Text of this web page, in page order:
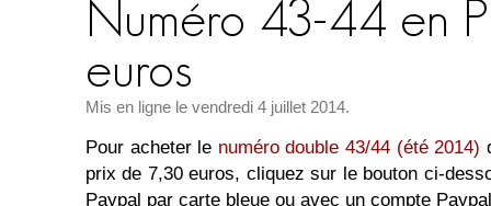
Mis en ligne le vendredi 4 juillet 2014.
Pour acheter le numéro double 43/44 (été 2014)
prix de 7,30 euros, cliquez sur le bouton ci-
Paypal par carte bleue ou avec un compte